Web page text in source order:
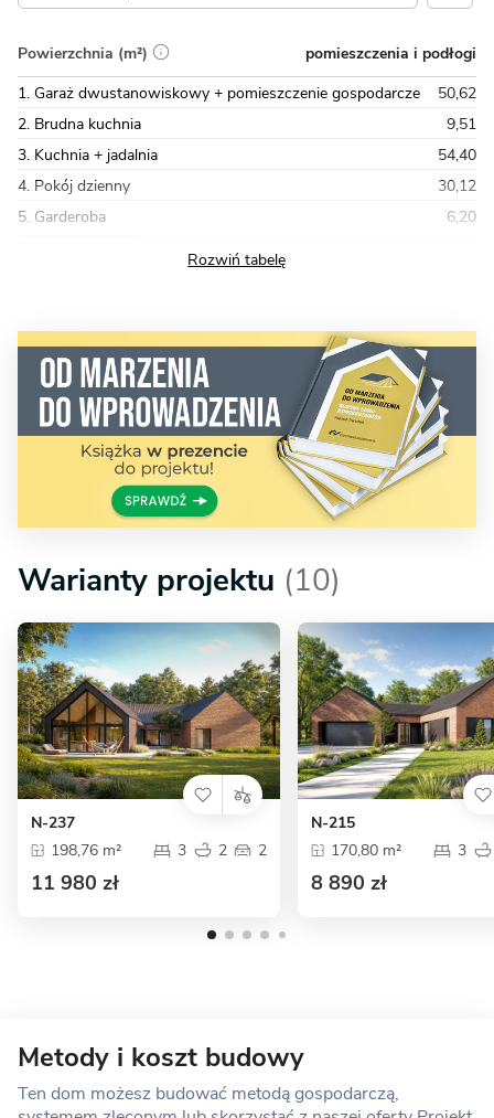
Powierzchnia (m²)
pomieszczenia i podłogi
1. Garaż dwustanowiskowy + pomieszczenie gospodarcze
50,62
2. Brudna kuchnia
9,51
3. Kuchnia + jadalnia
54,40
4. Pokój dzienny
30,12
5. Garderoba
6,20
Warianty projektu (10)
N-237
198,76 m²
3 2 2
11 980 zł
N-215
170,80 m²
3
8 890 zł
Metody i koszt budowy
Ten dom możesz budować metodą gospodarczą,